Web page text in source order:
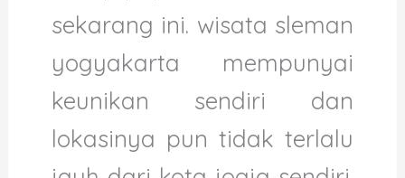
sekarang ini. wisata sleman
yogyakarta mempunyai
keunikan sendiri dan
lokasinya pun tidak terlalu